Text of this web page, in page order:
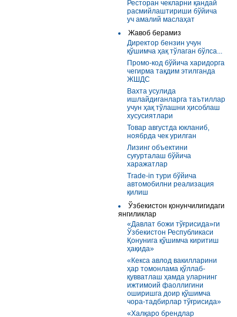
Ресторан чекларни қандай
расмийлаштириши бўйича
уч амалий маслаҳат
Жавоб берамиз
Директор бензин учун
қўшимча ҳақ тўлаган бўлса...
Промо-код бўйича харидорга
чегирма тақдим этилганда
ЖШДС
Вахта усулида
ишлайдиганларга таътиллар
учун ҳақ тўлашни ҳисоблаш
хусусиятлари
Товар августда юкланиб,
ноябрда чек урилган
Лизинг объектини
суғурталаш бўйича
харажатлар
Trade-in тури бўйича
автомобилни реализация
қилиш
Ўзбекистон қонунчилигидаги
янгиликлар
«Давлат божи тўғрисида»ги
Ўзбекистон Республикаси
Қонунига қўшимча киритиш
ҳақида»
«Кекса авлод вакилларини
ҳар томонлама қўллаб-
қувватлаш ҳамда уларнинг
ижтимоий фаоллигини
оширишга доир қўшимча
чора-тадбирлар тўғрисида»
«Халқаро брендлар